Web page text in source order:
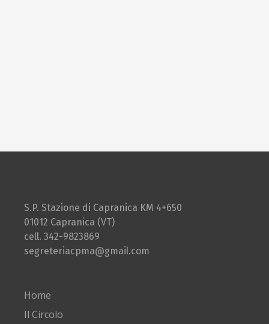
S.P. Stazione di Capranica KM 4+650
01012 Capranica (VT)
cell. 342-9823869
segreteriacpma@gmail.com
Home
Il Circolo